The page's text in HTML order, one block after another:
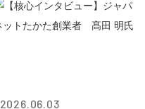
2026.06.03